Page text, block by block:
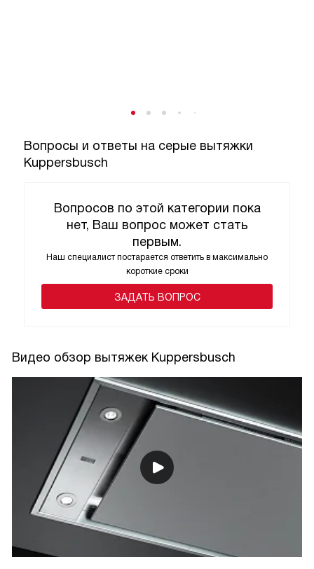
Вопросы и ответы на серые вытяжки
Kuppersbusch
Вопросов по этой категории пока
нет, Ваш вопрос может стать
первым.
Наш специалист постарается ответить в максимально
короткие сроки
ЗАДАТЬ ВОПРОС
Видео обзор вытяжек Kuppersbusch